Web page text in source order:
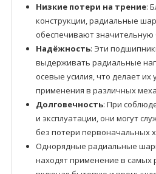
Низкие потери на трение:
конструкции, радиальные
обеспечивают значительную
Надёжность: Эти
выдерживать радиальные
осевые усилия, что делает
применения в различных
Долговечность: При
и эксплуатации, они могут
без потери первоначальных
Однорядные радиальные
находят применение в самых